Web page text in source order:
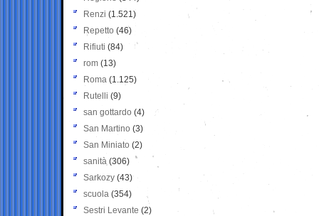
Renzi (1.521)
Repetto (46)
Rifiuti (84)
rom (13)
Roma (1.125)
Rutelli (9)
san gottardo (4)
San Martino (3)
San Miniato (2)
sanità (306)
Sarkozy (43)
scuola (354)
Sestri Levante (2)